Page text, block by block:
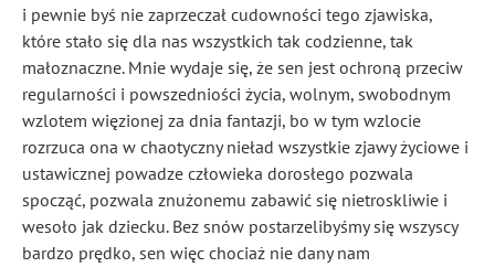
i pewnie byś nie zaprzeczał cudowności tego zjawiska,
które stało się dla nas wszystkich tak codzienne, tak
małoznaczne. Mnie wydaje się, że sen jest ochroną przeciw
regularności i powszedniości życia, wolnym, swobodnym
wzlotem więzionej za dnia fantazji, bo w tym wzlocie
rozrzuca ona w chaotyczny nieład wszystkie zjawy życiowe i
ustawicznej powadze człowieka dorosłego pozwala
spocząć, pozwala znużonemu zabawić się nietroskliwie i
wesoło jak dziecku. Bez snów postarzelibyśmy się wszyscy
bardzo prędko, sen więc chociaż nie dany nam